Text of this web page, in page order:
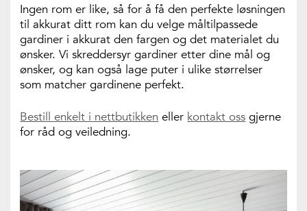
Ingen rom er like, så for å få den perfekte løsningen
til akkurat ditt rom kan du velge måltilpassede
gardiner i akkurat den fargen og det materialet du
ønsker. Vi skreddersyr gardiner etter dine mål og
ønsker, og kan også lage puter i ulike størrelser
som matcher gardinene perfekt.
Bestill enkelt i nettbutikken eller kontakt oss gjerne
for råd og veiledning.